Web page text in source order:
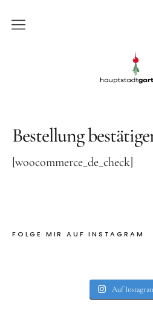
Gartenblog
Garten
Balkon
Bestellung
[woocommerce_de_check]
FOLGE MIR AUF INSTAGRAM
Auf